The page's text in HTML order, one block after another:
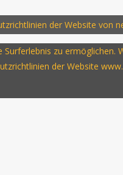
der Website von
zu
der Website